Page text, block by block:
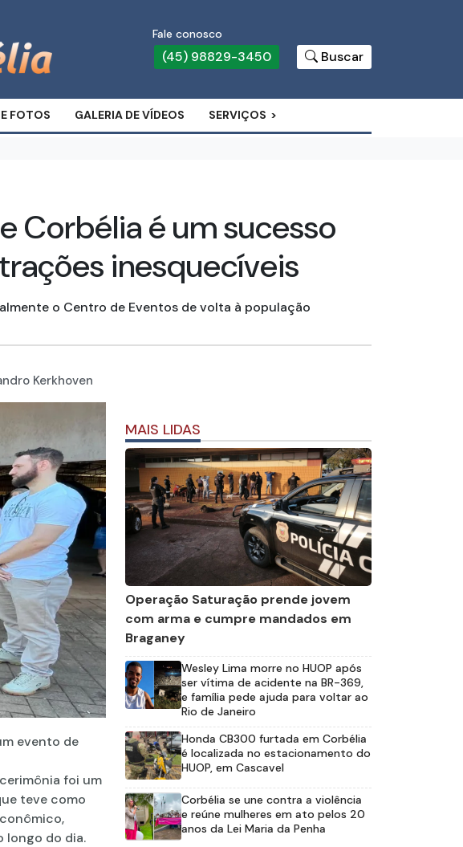
Fale conosco
(45) 98829-3450 Buscar
FOTOS GALERIA DE VÍDEOS SERVIÇOS
Corbélia é um sucesso
inesquecíveis
o Centro de Eventos de volta à população
Kerkhoven
evento de
foi um
teve como
longo do dia.
MAIS LIDAS
Operação Saturação prende jovem
com arma e cumpre mandados em
Braganey
Wesley Lima morre no HUOP após
ser vítima de acidente na BR-369,
e família pede ajuda para voltar ao
Rio de Janeiro
Honda CB300 furtada em Corbélia
é localizada no estacionamento do
HUOP, em Cascavel
Corbélia se une contra a violência
e reúne mulheres em ato pelos 20
anos da Lei Maria da Penha